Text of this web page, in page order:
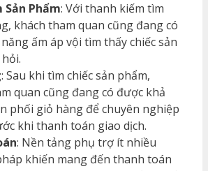
Sản Phẩm: Với thanh kiếm tìm
khách tham quan cũng đang có
ấm áp vội tìm thấy chiếc sản
: Sau khi tìm chiếc sản phẩm,
quan cũng đang có được khả
phối giỏ hàng để chuyên nghiệp
khi thanh toán giao dịch.
: Nền tảng phụ trợ ít nhiều
khiến mang đến thanh toán